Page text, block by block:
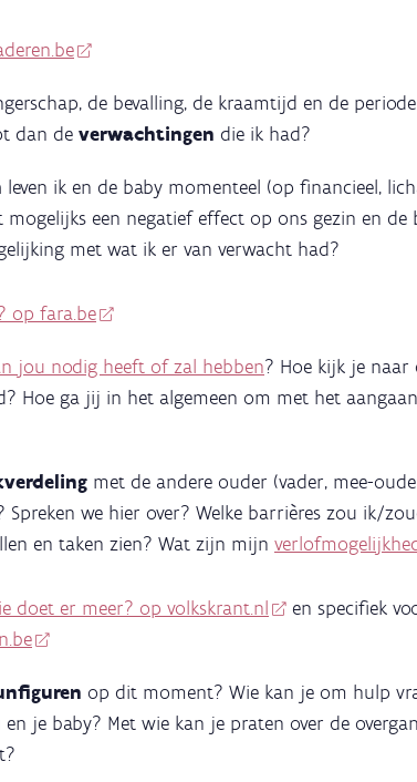
de bevalling, de kraamtijd en de
dan de verwachtingen die ik had?
leven ik en de baby momenteel (op financieel,
mogelijks een negatief effect op ons gezin en de
met wat ik er van verwacht had?
op fara.be
jou nodig heeft of zal hebben? Hoe kijk je naar
Hoe ga jij in het algemeen om met het
met de andere ouder (vader, mee-
we hier over? Welke barrières zou ik/
en taken zien? Wat zijn mijn
doet er meer? op volkskrant.nl en specifiek
op dit moment? Wie kan je om hulp
je baby? Met wie kan je praten over de